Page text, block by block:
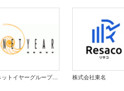
ネットイヤーグループ株式会社 株式会社東名